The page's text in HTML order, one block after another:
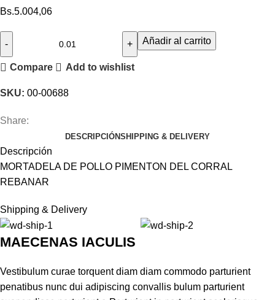
Bs.5.004,06
DE
POLLO
DEL
CORRAL
cantidad
Añadir al carrito
Compare Add to wishlist
SKU: 00-00688
Share:
DESCRIPCIÓNSHIPPING & DELIVERY
Descripción
MORTADELA DE POLLO PIMENTON DEL CORRAL
REBANAR
Shipping & Delivery
MAECENAS IACULIS
Vestibulum curae torquent diam diam commodo parturient
penatibus nunc dui adipiscing convallis bulum parturient